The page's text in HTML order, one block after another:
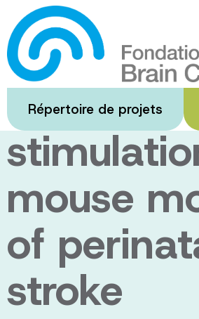
Passer
au
contenu
principal
Répertoire de projets
mouse
of
stroke